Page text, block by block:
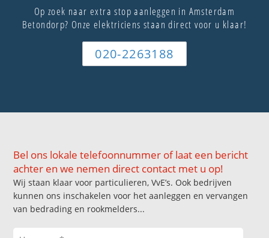
Op zoek naar extra stop aanleggen in Amsterdam
Betondorp? Onze elektriciens staan direct voor u klaar!
020-2263188
Bel ons lokale telefoonnummer of laat een bericht
achter en we nemen direct contact met u op!
Wij staan klaar voor particulieren, VvE’s. Ook bedrijven
kunnen ons inschakelen voor het aanleggen en vervangen
van bedrading en rookmelders...